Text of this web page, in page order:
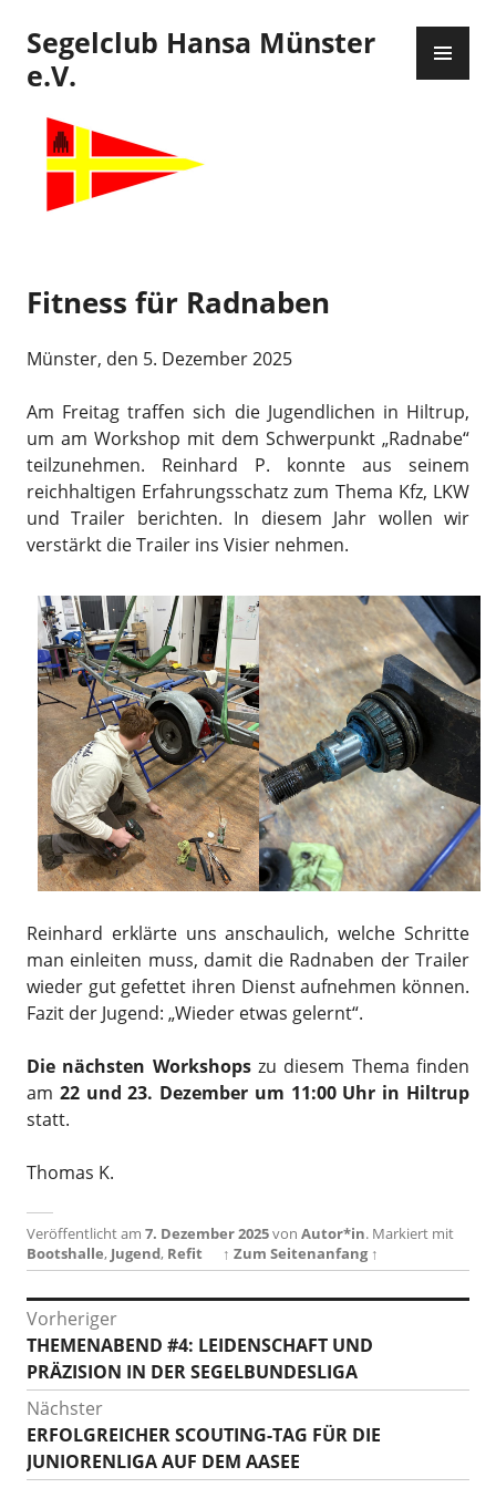
Inhalt
springen
Segelclub Hansa Münster
e.V.
Fitness für Radnaben
Münster, den 5. Dezember 2025
Am Freitag traffen sich die Jugendlichen in Hiltrup,
um am Workshop mit dem Schwerpunkt „Radnabe“
teilzunehmen. Reinhard P. konnte aus seinem
reichhaltigen Erfahrungsschatz zum Thema Kfz, LKW
und Trailer berichten. In diesem Jahr wollen wir
verstärkt die Trailer ins Visier nehmen.
Reinhard erklärte uns anschaulich, welche Schritte
man einleiten muss, damit die Radnaben der Trailer
wieder gut gefettet ihren Dienst aufnehmen können.
Fazit der Jugend: „Wieder etwas gelernt“.
Die nächsten Workshopszu diesem Thema finden
am 22 und 23. Dezember um 11:00 Uhr in Hiltrup
statt.
Thomas K.
Veröffentlicht am 7. Dezember 2025von Autor*in. Markiert mit
Bootshalle, Jugend, Refit ↑ Zum Seitenanfang ↑
Beitragsnavigation
Vorheriger
Vorheriger
Beitrag:
THEMENABEND #4: LEIDENSCHAFT UND
PRÄZISION IN DER SEGELBUNDESLIGA
Nächster
Nächster
Beitrag:
ERFOLGREICHER SCOUTING-TAG FÜR DIE
JUNIORENLIGA AUF DEM AASEE